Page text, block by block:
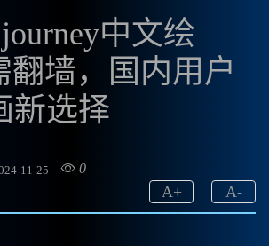
中文绘
翻墙，国内用户
新选择
11-25 0
A-
A+